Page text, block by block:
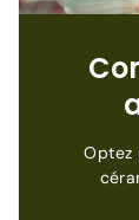
Optez